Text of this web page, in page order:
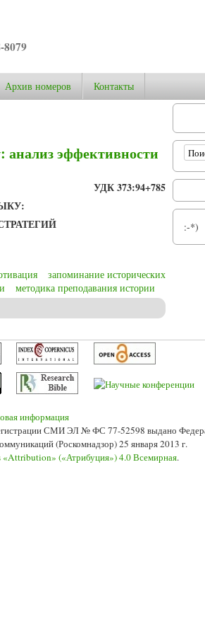
Архив номеров Контакты
эффективности
УДК 373:94+785
запоминание исторических
методика преподавания истории
:-*)
информация
СМИ ЭЛ № ФС 77-52598 выдано
(Роскомнадзор) 25 января 2013 г.
«Attribution» («Атрибуция») 4.0 Всемирная.